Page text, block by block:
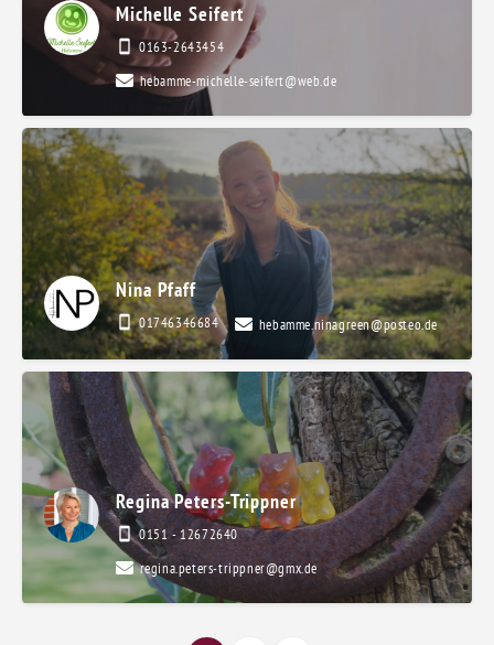
Michelle Seifert
0163-2643454
hebamme-michelle-seifert@web.de
Nina Pfaff
01746346684 hebamme.ninagreen@posteo.de
Regina Peters-Trippner
0151 - 12672640
regina.peters-trippner@gmx.de